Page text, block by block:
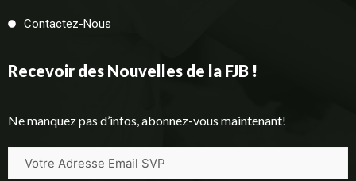
Contactez-Nous
Recevoir des Nouvelles de la FJB !
Ne manquez pas d’infos, abonnez-vous maintenant!